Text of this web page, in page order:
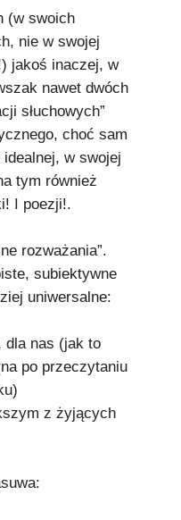
(w swoich
nie w swojej
jakoś inaczej, w
nawet dwóch
słuchowych”
choć sam
w swojej
tym również
I poezji!.
rozważania”.
subiektywne
uniwersalne:
dla nas (jak to
po przeczytaniu
z żyjących